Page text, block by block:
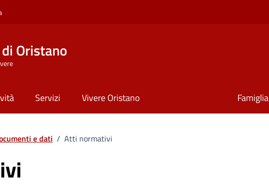
Oristano
Servizi Vivere Oristano Famiglia
e dati / Atti normativi